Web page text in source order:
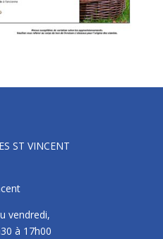
ST VINCENT
vendredi,
à 17h00